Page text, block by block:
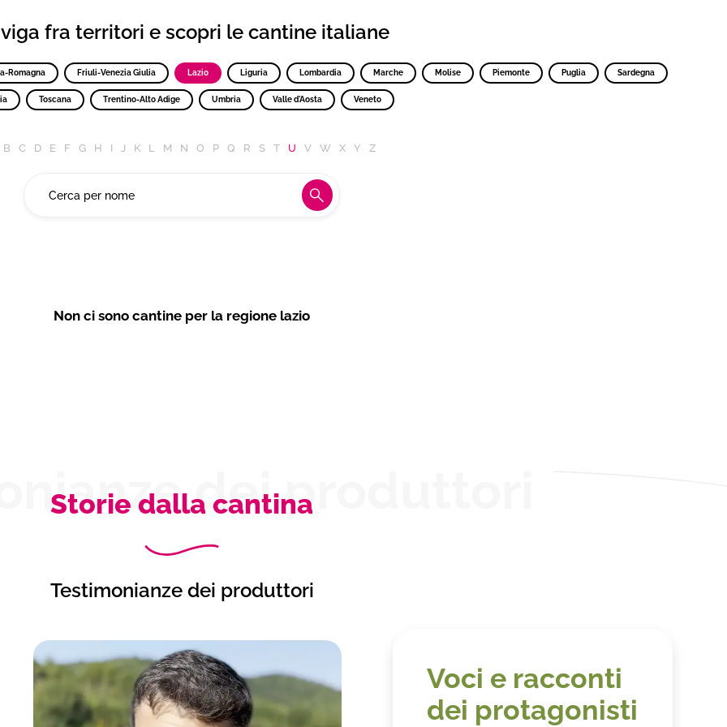
fra territori e scopri le cantine italiane
Romagna Friuli-Venezia Giulia Lazio Liguria Lombardia Marche Molise Piemonte Puglia Sardegna
Toscana Trentino-Alto Adige Umbria Valle d'Aosta Veneto
B C D E F G H I J K L M N O P Q R S T U V W X Y Z
Non ci sono cantine per la regione lazio
dei produttori
Storie dalla cantina
Testimonianze dei produttori
Voci e racconti
dei protagonisti